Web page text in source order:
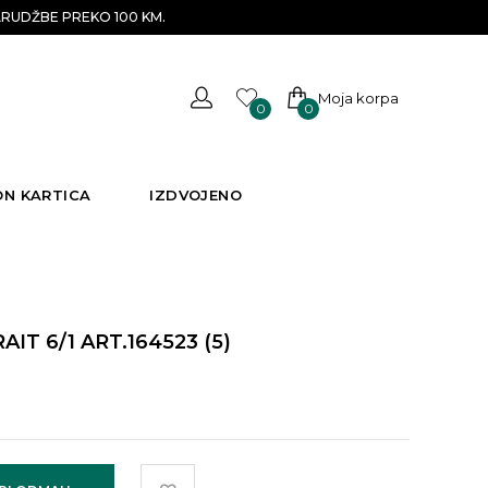
PREKO 100 KM.
0 0
Moja korpa
KARTICA IZDVOJENO
6/1 ART.164523 (5)